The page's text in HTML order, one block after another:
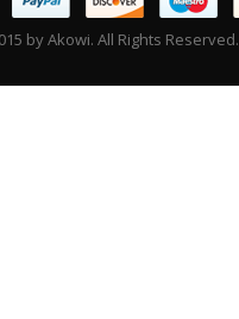
by Akowi. All Rights Reserved.